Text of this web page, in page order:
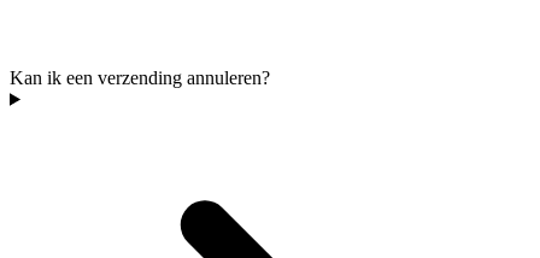
Kan ik een verzending annuleren?